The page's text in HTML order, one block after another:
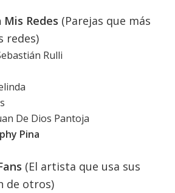
Mis Redes (Parejas que más
redes)
Rulli
De Dios Pantoja
Pina
(El artista que usa sus
de otros)